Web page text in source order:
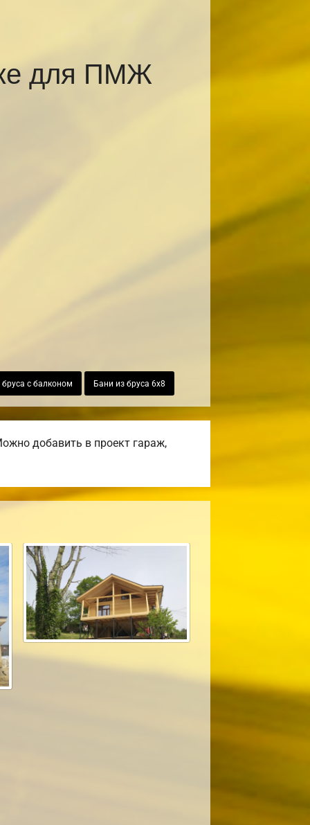
для ПМЖ
с балконом Бани из бруса 6х8
добавить в проект гараж,